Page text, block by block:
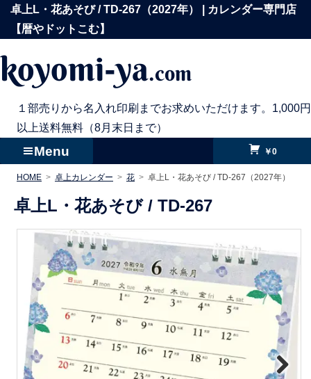
ン
ッ
卓上L・花あそび / TD-267（2027年） | カレンダー専門店
【暦やドットこむ】
koyomi-ya.com
１部売りから名入れ印刷までお求めいただけます。1,000円
以上送料無料（8月末日まで）
Menu ￥0
HOME 卓上カレンダー 花 卓上L・花あそび / TD-267（2027年）
卓上L・花あそび / TD-267